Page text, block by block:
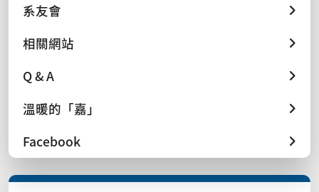
系友會
相關網站
Q & A
溫暖的「嘉」
Facebook